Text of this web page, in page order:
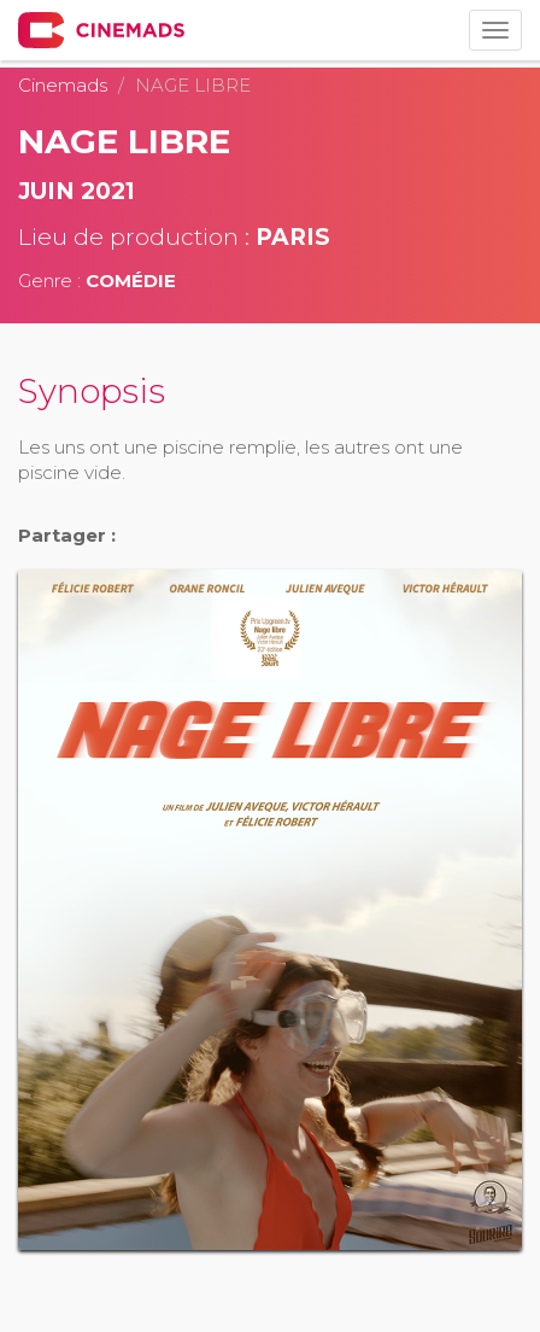
Cinemads
NAGE LIBRE
NAGE LIBRE
JUIN 2021
Lieu de production : PARIS
Genre : COMÉDIE
Synopsis
Les uns ont une piscine remplie, les autres ont une
piscine vide.
Partager :